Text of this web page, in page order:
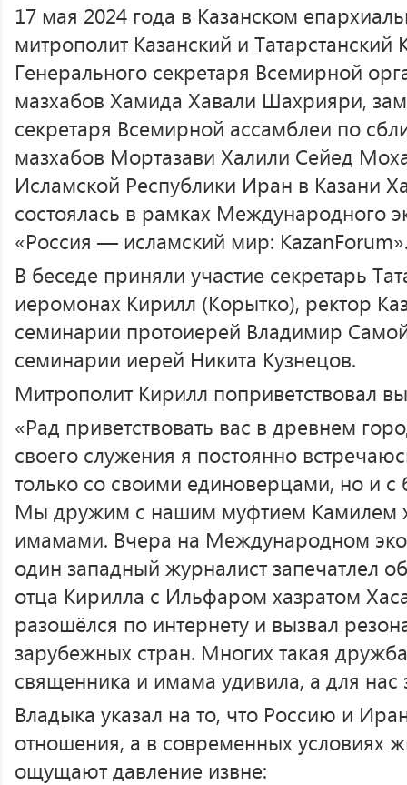
17 мая 2024 года в Казанском
митрополит Казанский и
Генерального секретаря Всемирной
мазхабов Хамида Хавали Шахрияри,
секретаря Всемирной ассамблеи по
мазхабов Мортазави Халили Сейед
Исламской Республики Иран в Казани
состоялась в рамках Международного
«Россия — исламский мир:
В беседе приняли участие секретарь
иеромонах Кирилл (Корытко), ректор
семинарии протоиерей Владимир
семинарии иерей Никита Кузнецов.
Митрополит Кирилл поприветствовал
«Рад приветствовать вас в древнем
своего служения я постоянно
только со своими единоверцами, но и
Мы дружим с нашим муфтием Камилем
имамами. Вчера на Международном
один западный журналист запечатлел
отца Кирилла с Ильфаром хазратом
разошёлся по интернету и вызвал
зарубежных стран. Многих такая
священника и имама удивила, а для нас
Владыка указал на то, что Россию и
отношения, а в современных условиях
ощущают давление извне: